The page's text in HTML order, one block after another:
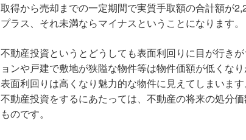
取得から売却までの一定期間で実質手取額の合計額が
プラス、それ未満ならマイナスということになります。
不動産投資というとどうしても表面利回りに目が行き
ョンや戸建で敷地が狭隘な物件等は物件価額が低くな
表面利回りは高くなり魅力的な物件に見えてしまいます
不動産投資をするにあたっては、不動産の将来の処分
ものです。